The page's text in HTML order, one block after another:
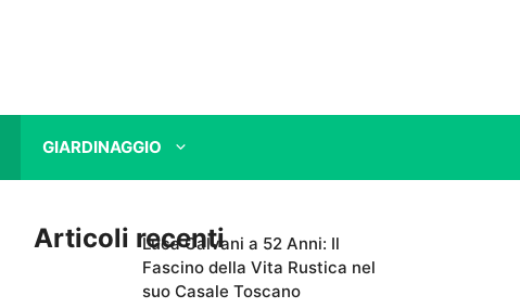
GIARDINAGGIO
Articoli recentiLuca Calvani a 52 Anni: Il
Fascino della Vita Rustica nel
suo Casale Toscano